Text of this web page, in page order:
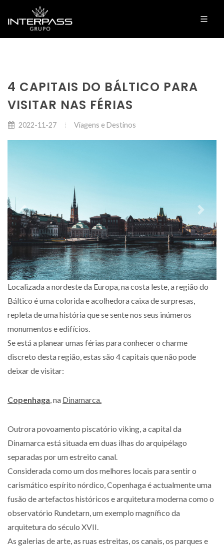
4 CAPITAIS DO BÁLTICO PARA
VISITAR NAS FÉRIAS
2022-11-27 Viagens e Destinos
Previous Next
Localizada a nordeste da Europa, na costa leste, a região do
Báltico é uma colorida e acolhedora caixa de surpresas,
repleta de uma história que se sente nos seus inúmeros
monumentos e edifícios.
Se está a planear umas férias para conhecer o charme
discreto desta região, estas são 4 capitais que não pode
deixar de visitar:
Copenhaga na Dinamarca.
Outrora povoamento piscatório viking, a capital da
Dinamarca está situada em duas ilhas do arquipélago
separadas por um estreito canal.
Considerada como um dos melhores locais para sentir o
carismático espírito nórdico, Copenhaga é actualmente uma
fusão de artefactos históricos e arquitetura moderna como o
observatório Rundetarn, um exemplo magnífico da
arquitetura do século XVII.
As galerias de arte, as ruas estreitas, os canais, os parques e